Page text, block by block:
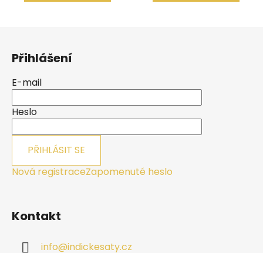
Přihlášení
E-mail
Heslo
PŘIHLÁSIT SE
Nová registraceZapomenuté heslo
Kontakt
info@indickesaty.cz